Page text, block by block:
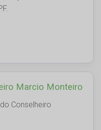
Marcio Monteiro
Conselheiro